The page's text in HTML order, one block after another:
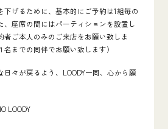
下げるために、基本的にご予約は1組毎の
、座席の間にはパーティションを設置し
者ご本人のみのご来店をお願い致しま
までの同伴でお願い致します）
々が戻るよう、LOODY一同、心から願
LOODY